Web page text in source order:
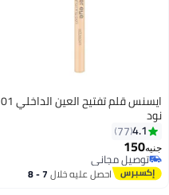
ايسنس قلم تفتيح العين الداخلي 01
نود
4.1
77
جنيه150
توصيل مجاني
توصيل مجانياحصل عليه خلال 7 - 8